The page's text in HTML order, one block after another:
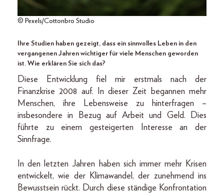
© Pexels/Cottonbro Studio
Ihre Studien haben gezeigt, dass ein sinnvolles Leben in den
vergangenen Jahren wichtiger für viele Menschen geworden
ist. Wie erklären Sie sich das?
Diese Entwicklung fiel mir erstmals nach der
Finanzkrise 2008 auf. In dieser Zeit begannen mehr
Menschen, ihre Lebensweise zu hinterfragen –
insbesondere in Bezug auf Arbeit und Geld. Dies
führte zu einem gesteigerten Interesse an der
Sinnfrage.
In den letzten Jahren haben sich immer mehr Krisen
entwickelt, wie der Klimawandel, der zunehmend ins
Bewusstsein rückt. Durch diese ständige Konfrontation